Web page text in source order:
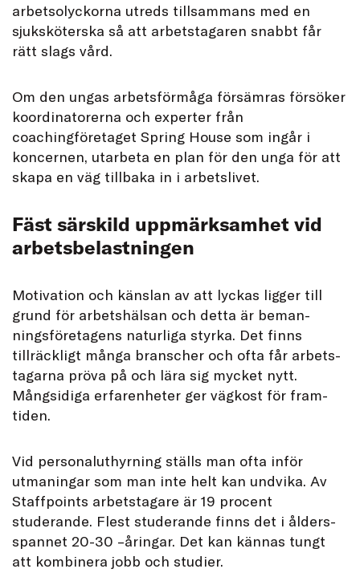
arbetsolyckorna utreds tillsammans med en
sjuksköterska så att arbetstagaren snabbt får
rätt slags vård.
Om den ungas arbetsförmåga försämras försöker
koordinatorerna och experter från
coachingföretaget Spring House som ingår i
koncernen, utarbeta en plan för den unga för att
skapa en väg tillbaka in i arbetslivet.
Fäst särskild uppmärksamhet vid
arbetsbelastningen
Motivation och känslan av att lyckas ligger till
grund för arbetshälsan och detta är beman-
ningsföretagens naturliga styrka. Det finns
tillräckligt många branscher och ofta får arbets-
tagarna pröva på och lära sig mycket nytt.
Mångsidiga erfarenheter ger vägkost för fram-
tiden.
Vid personaluthyrning ställs man ofta inför
utmaningar som man inte helt kan undvika. Av
Staffpoints arbetstagare är 19 procent
studerande. Flest studerande finns det i ålders-
spannet 20-30 –åringar. Det kan kännas tungt
att kombinera jobb och studier.